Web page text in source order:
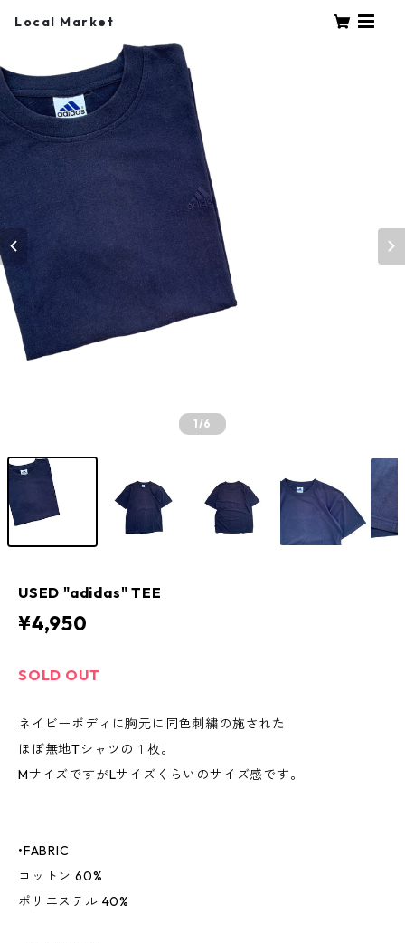
Local Market
1/6
USED "adidas" TEE
¥4,950
SOLD OUT
ネイビーボディに胸元に同色刺繍の施された
ほぼ無地Tシャツの１枚。
MサイズですがLサイズくらいのサイズ感です。
•FABRIC
コットン 60%
ポリエステル 40%